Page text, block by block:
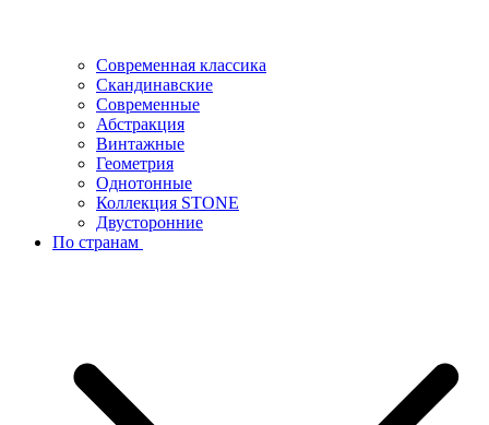
Современная классика
Скандинавские
Современные
Абстракция
Винтажные
Геометрия
Однотонные
Коллекция STONE
Двусторонние
По странам